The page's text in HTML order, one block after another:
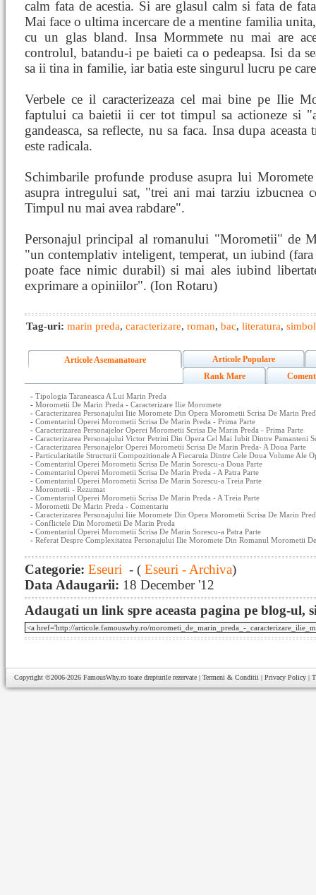
calm fata de acestia. Si are glasul calm si fata de
Mai face o ultima incercare de a mentine familia
cu un glas bland. Insa Mormmete nu mai are
controlul, batandu-i pe baieti ca o pedeapsa. Isi da
sa ii tina in familie, iar batia este singurul lucru pe
Verbele ce il caracterizeaza cel mai bine pe Ilie
faptului ca baietii ii cer tot timpul sa actioneze si
gandeasca, sa reflecte, nu sa faca. Insa dupa
este radicala.
Schimbarile profunde produse asupra lui
asupra intregului sat, "trei ani mai tarziu izbucnea
Timpul nu mai avea rabdare".
Personajul principal al romanului "Morometii" de
"un contemplativ inteligent, temperat, un iubind
poate face nimic durabil) si mai ales iubind
exprimare a opiniilor". (Ion Rotaru)
Tag-uri: marin preda, caracterizare, roman, bac, literatura,
Articole Asemanatoare
Articole Populare
Rank Mare
- Tipologia Taraneasca A Lui Marin Preda
- Morometii De Marin Preda - Caracterizare Ilie Moromete
- Caracterizarea Personajului Iiie Moromete Din Opera Morometii Scrisa De Marin
- Comentariul Operei Morometii Scrisa De Marin Preda - Prima Parte
- Caracterizarea Personajelor Operei Morometii Scrisa De Marin Preda - Prima Parte
- Caracterizarea Personajului Victor Petrini Din Opera Cel Mai Iubit Dintre Pamanteni
- Caracterizarea Personajelor Operei Morometii Scrisa De Marin Preda- A Doua Parte
- Particularitatile Structurii Compozitionale A Fiecaruia Dintre Cele Doua Volume Ale
- Comentariul Operei Morometii Scrisa De Marin Sorescu-a Doua Parte
- Comentariul Operei Morometii Scrisa De Marin Preda - A Patra Parte
- Comentariul Operei Morometii Scrisa De Marin Sorescu-a Treia Parte
- Morometii - Rezumat
- Comentariul Operei Morometii Scrisa De Marin Preda - A Treia Parte
- Morometii De Marin Preda - Comentariu
- Caracterizarea Personajului Iiie Moromete Din Opera Morometii Scrisa De Marin
- Conflictele Din Morometii De Marin Preda
- Comentariul Operei Morometii Scrisa De Marin Sorescu-a Patra Parte
- Referat Despre Complexitatea Personajului Ilie Moromete Din Romanul Morometii
Categorie: Eseuri - ( Eseuri - Archiva)
Data Adaugarii: 18 December '12
Adaugati un link spre aceasta pagina pe blog-ul,
Copyright ©2006-2026 FamousWhy.ro toate drepturile rezervate | Termeni & Conditii | Privacy Policy |